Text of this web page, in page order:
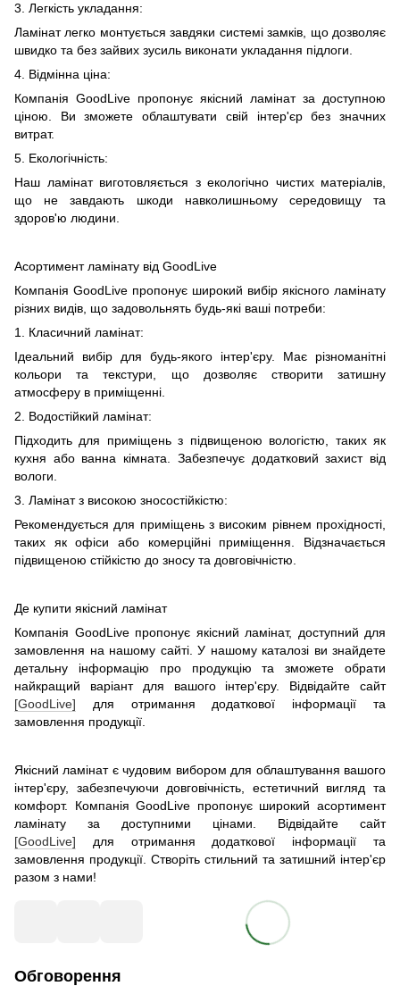
3. Легкість укладання:
Ламінат легко монтується завдяки системі замків, що дозволяє
швидко та без зайвих зусиль виконати укладання підлоги.
4. Відмінна ціна:
Компанія GoodLive пропонує якісний ламінат за доступною
ціною. Ви зможете облаштувати свій інтер'єр без значних
витрат.
5. Екологічність:
Наш ламінат виготовляється з екологічно чистих матеріалів,
що не завдають шкоди навколишньому середовищу та
здоров'ю людини.
Асортимент ламінату від GoodLive
Компанія GoodLive пропонує широкий вибір якісного ламінату
різних видів, що задовольнять будь-які ваші потреби:
1. Класичний ламінат:
Ідеальний вибір для будь-якого інтер'єру. Має різноманітні
кольори та текстури, що дозволяє створити затишну
атмосферу в приміщенні.
2. Водостійкий ламінат:
Підходить для приміщень з підвищеною вологістю, таких як
кухня або ванна кімната. Забезпечує додатковий захист від
вологи.
3. Ламінат з високою зносостійкістю:
Рекомендується для приміщень з високим рівнем прохідності,
таких як офіси або комерційні приміщення. Відзначається
підвищеною стійкістю до зносу та довговічністю.
Де купити якісний ламінат
Компанія GoodLive пропонує якісний ламінат, доступний для
замовлення на нашому сайті. У нашому каталозі ви знайдете
детальну інформацію про продукцію та зможете обрати
найкращий варіант для вашого інтер'єру. Відвідайте сайт
[GoodLive] для отримання додаткової інформації та
замовлення продукції.
Якісний ламінат є чудовим вибором для облаштування вашого
інтер'єру, забезпечуючи довговічність, естетичний вигляд та
комфорт. Компанія GoodLive пропонує широкий асортимент
ламінату за доступними цінами. Відвідайте сайт
[GoodLive] для отримання додаткової інформації та
замовлення продукції. Створіть стильний та затишний інтер'єр
разом з нами!
Обговорення